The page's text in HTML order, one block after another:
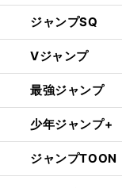
ジャンプSQ
Vジャンプ
最強ジャンプ
少年ジャンプ+
ジャンプTOON